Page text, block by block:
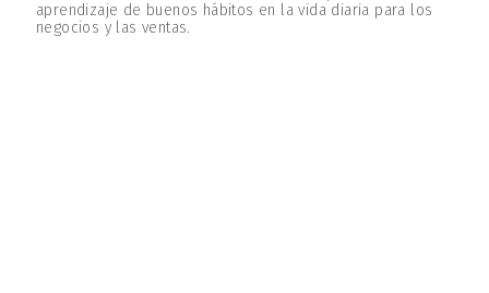
aprendizaje de buenos hábitos en la vida diaria para los
negocios y las ventas.